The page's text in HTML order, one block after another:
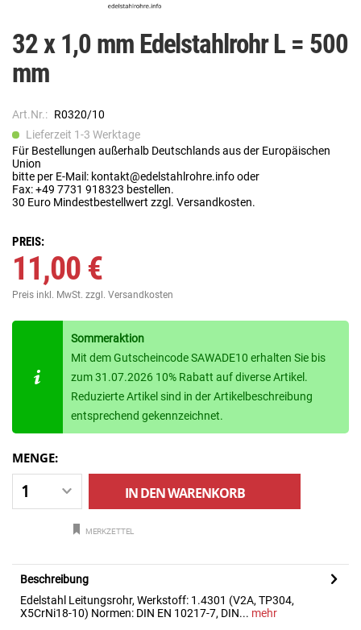
32 x 1,0 mm Edelstahlrohr L = 500
mm
Art.Nr.: R0320/10
Lieferzeit 1-3 Werktage
Für Bestellungen außerhalb Deutschlands aus der Europäischen
Union
bitte per E-Mail: kontakt@edelstahlrohre.info oder
Fax: +49 7731 918323 bestellen.
30 Euro Mindestbestellwert zzgl. Versandkosten.
PREIS:
11,00 €
Preis inkl. MwSt. zzgl. Versandkosten
Sommeraktion
Mit dem Gutscheincode SAWADE10 erhalten Sie bis
zum 31.07.2026 10% Rabatt auf diverse Artikel.
Reduzierte Artikel sind in der Artikelbeschreibung
entsprechend gekennzeichnet.
MENGE:
IN DENWARENKORB
MERKZETTEL
Beschreibung
Edelstahl Leitungsrohr, Werkstoff: 1.4301 (V2A, TP304,
X5CrNi18-10) Normen: DIN EN 10217-7, DIN... mehr